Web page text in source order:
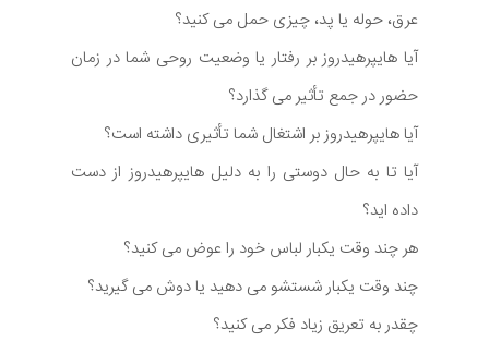
عرق، حوله یا پد، چیزی حمل می کنید؟
آیا هایپرهیدروز بر رفتار یا وضعیت روحی شما در زمان
حضور در جمع تأثیر می گذارد؟
آیا هایپرهیدروز بر اشتغال شما تأثیری داشته است؟
آیا تا به حال دوستی را به دلیل هایپرهیدروز از دست
داده اید؟
هر چند وقت یکبار لباس خود را عوض می کنید؟
چند وقت یکبار شستشو می دهید یا دوش می گیرید؟
چقدر به تعریق زیاد فکر می کنید؟